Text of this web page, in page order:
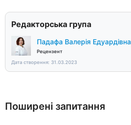
Редакторська група
Падафа Валерія Едуардівна
Рецензент
Дата створення: 31.03.2023
Поширені запитання